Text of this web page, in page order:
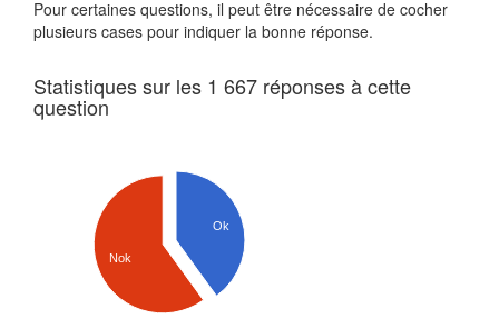
Pour certaines questions, il peut être nécessaire de cocher
plusieurs cases pour indiquer la bonne réponse.
Statistiques sur les 1 667 réponses à cette
question
Ok
Nok